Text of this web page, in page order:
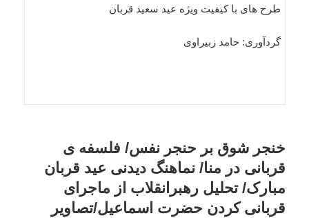
طرح های با کیفیت ویژه عید سعید قربان
گردآوری: حامد زبیراوی
خنجر شوق بر حنجر نفس/ فلسفه ی
قربانی در منا/ نماهنگ دیدنی عید قربان
مبارک/ تحلیل رهبرانقلاب از ماجرای
قربانی کردن حضرت اسماعیل/تصاویر